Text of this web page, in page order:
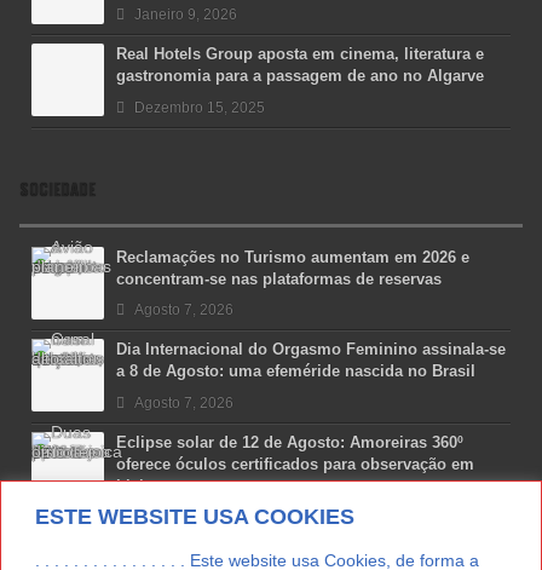
ESTE WEBSITE USA COOKIES
. . . . . . . . . . . . . . . . Este website usa Cookies, de forma a
Janeiro 9, 2026
Real Hotels Group aposta em cinema, literatura e
gastronomia para a passagem de ano no Algarve
Dezembro 15, 2025
SOCIEDADE
Reclamações no Turismo aumentam em 2026 e
concentram-se nas plataformas de reservas
Agosto 7, 2026
Dia Internacional do Orgasmo Feminino assinala-se
a 8 de Agosto: uma efeméride nascida no Brasil
Agosto 7, 2026
Eclipse solar de 12 de Agosto: Amoreiras 360º
oferece óculos certificados para observação em
Lisboa
Agosto 7, 2026
Lua Afonso vence prémio internacional de liderança